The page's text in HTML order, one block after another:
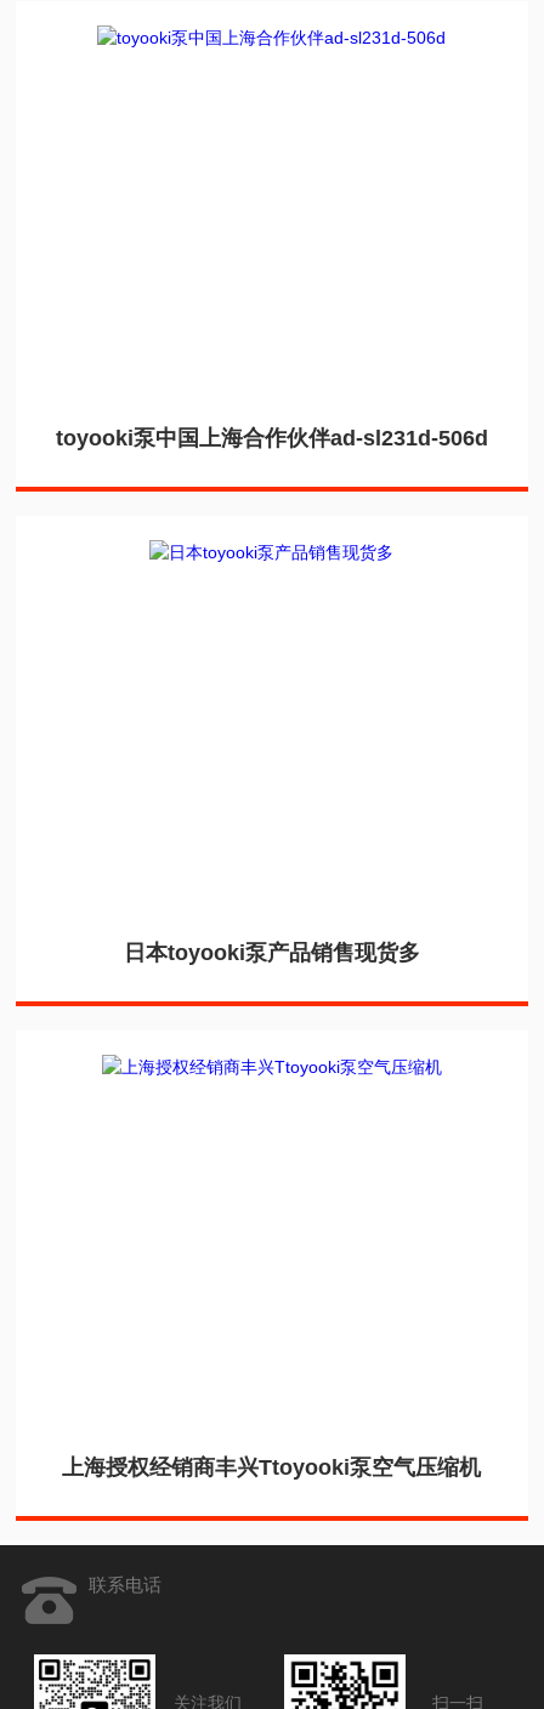
toyooki泵中国上海合作伙伴ad-sl231d-506d
日本toyooki泵产品销售现货多
上海授权经销商丰兴Ttoyooki泵空气压缩机
联系电话
关注我们 扫一扫